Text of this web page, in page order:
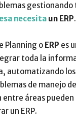
gestionando
necesita un ERP.
Planning o ERP es
toda la
automatizando
de manejo
áreas pueden
un ERP.